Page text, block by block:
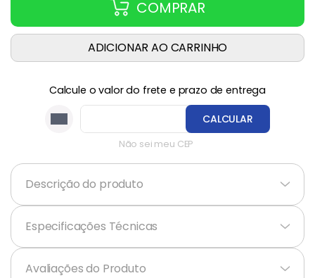
COMPRAR
ADICIONAR AO CARRINHO
Calcule o valor do frete e prazo de entrega
Não sei meu CEP
CALCULAR
Descrição do produto +
Especificações Técnicas +
Avaliações do Produto